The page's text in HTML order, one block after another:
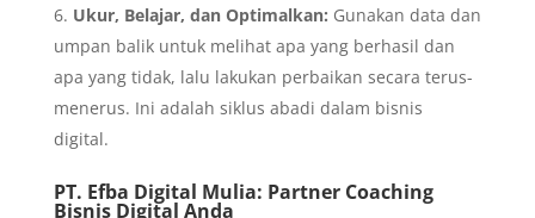
Ukur, Belajar, dan Optimalkan: Gunakan data dan
umpan balik untuk melihat apa yang berhasil dan
apa yang tidak, lalu lakukan perbaikan secara terus-
menerus. Ini adalah siklus abadi dalam bisnis
digital.
PT. Efba Digital Mulia: Partner Coaching
Bisnis Digital Anda